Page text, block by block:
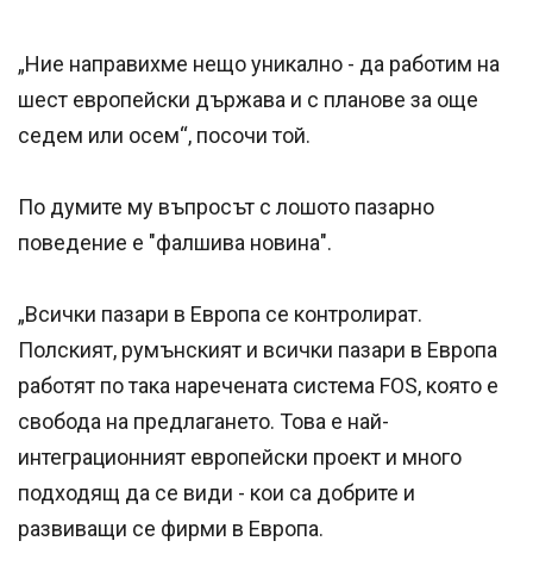
„Ние направихме нещо уникално - да работим на
шест европейски държава и с планове за още
седем или осем“, посочи той.
По думите му въпросът с лошото пазарно
поведение е "фалшива новина".
„Всички пазари в Европа се контролират.
Полският, румънският и всички пазари в Европа
работят по така наречената система FOS, която е
свобода на предлагането. Това е най-
интеграционният европейски проект и много
подходящ да се види - кои са добрите и
развиващи се фирми в Европа.